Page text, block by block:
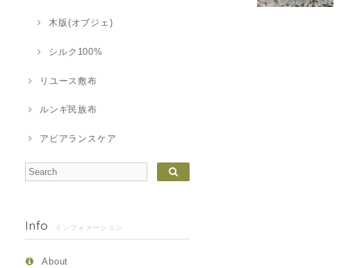
木版(オブジェ)
シルク100%
リユース敷布
ルンギ民族布
アピアランスケア
Info インフォメーション
About